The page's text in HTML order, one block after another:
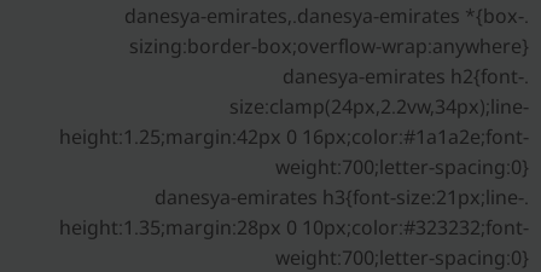
.danesya-emirates,.danesya-emirates *{box-
sizing:border-box;overflow-wrap:anywhere}
.danesya-emirates h2{font-
size:clamp(24px,2.2vw,34px);line-
height:1.25;margin:42px 0 16px;color:#1a1a2e;font-
weight:700;letter-spacing:0}
.danesya-emirates h3{font-size:21px;line-
height:1.35;margin:28px 0 10px;color:#323232;font-
weight:700;letter-spacing:0}